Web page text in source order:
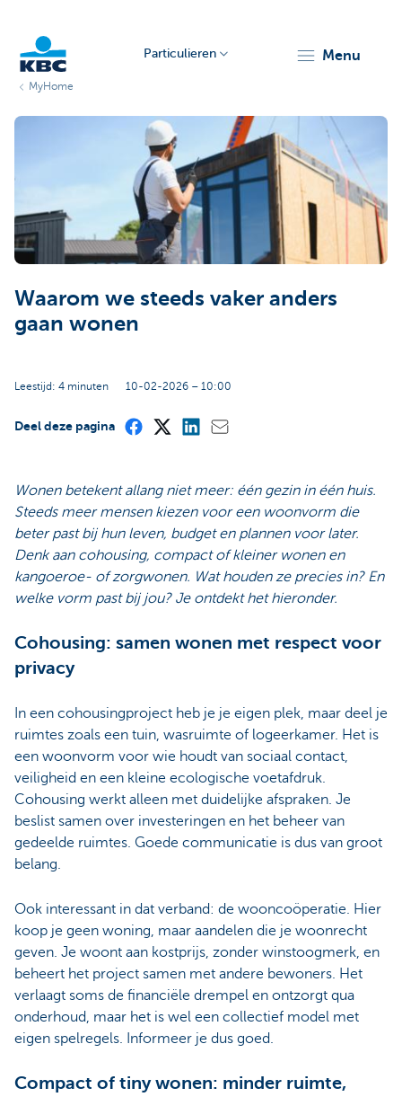
Particulieren
Particulieren menu
MyHome
Waarom we steeds vaker anders
gaan wonen
Leestijd: 4 minuten 10-02-2026 – 10:00
Deel deze pagina
Wonen betekent allang niet meer: één gezin in één huis.
Steeds meer mensen kiezen voor een woonvorm die
beter past bij hun leven, budget en plannen voor later.
Denk aan cohousing, compact of kleiner wonen en
kangoeroe- of zorgwonen. Wat houden ze precies in? En
welke vorm past bij jou? Je ontdekt het hieronder.
Cohousing: samen wonen met respect voor
privacy
In een cohousingproject heb je je eigen plek, maar deel je
ruimtes zoals een tuin, wasruimte of logeerkamer. Het is
een woonvorm voor wie houdt van sociaal contact,
veiligheid en een kleine ecologische voetafdruk.
Cohousing werkt alleen met duidelijke afspraken. Je
beslist samen over investeringen en het beheer van
gedeelde ruimtes. Goede communicatie is dus van groot
belang.
Ook interessant in dat verband: de wooncoöperatie. Hier
koop je geen woning, maar aandelen die je woonrecht
geven. Je woont aan kostprijs, zonder winstoogmerk, en
beheert het project samen met andere bewoners. Het
verlaagt soms de financiële drempel en ontzorgt qua
onderhoud, maar het is wel een collectief model met
eigen spelregels. Informeer je dus goed.
Compact of tiny wonen: minder ruimte,